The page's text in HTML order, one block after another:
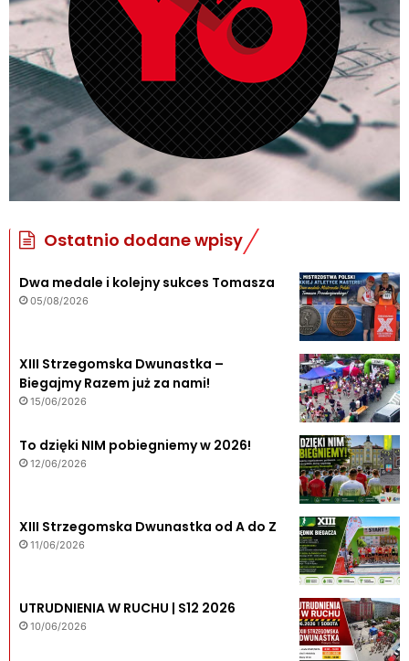
Ostatnio dodane wpisy
Dwa medale i kolejny sukces Tomasza
05/08/2026
XIII Strzegomska Dwunastka –
Biegajmy Razem już za nami!
15/06/2026
To dzięki NIM pobiegniemy w 2026!
12/06/2026
XIII Strzegomska Dwunastka od A do Z
11/06/2026
UTRUDNIENIA W RUCHU | S12 2026
10/06/2026